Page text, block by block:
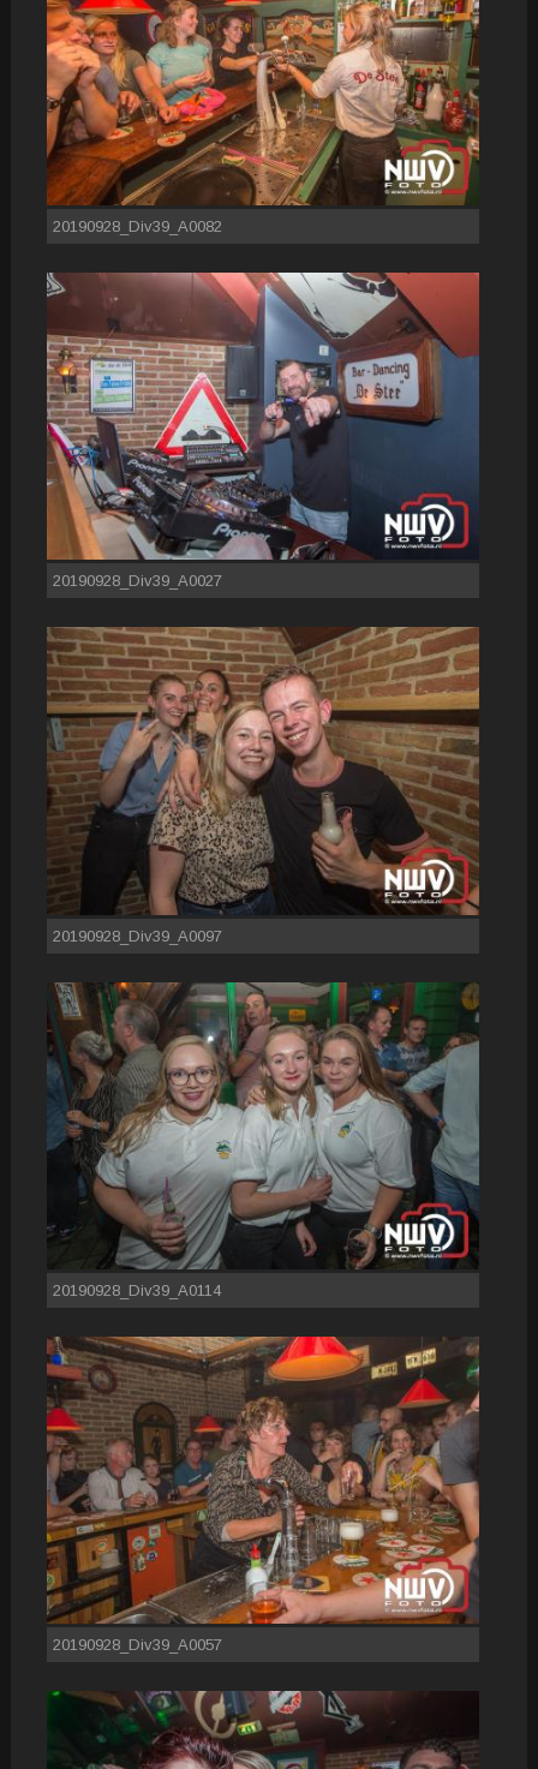
20190928_Div39_A0082
20190928_Div39_A0027
20190928_Div39_A0097
20190928_Div39_A0114
20190928_Div39_A0057